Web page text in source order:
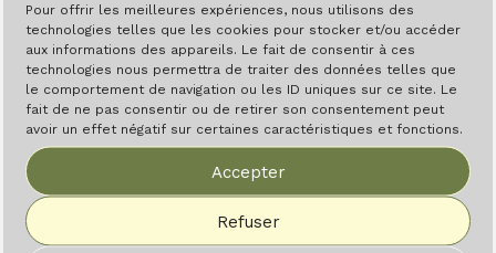
Pour offrir les meilleures expériences, nous utilisons des
technologies telles que les cookies pour stocker et/ou accéder
aux informations des appareils. Le fait de consentir à ces
technologies nous permettra de traiter des données telles que
le comportement de navigation ou les ID uniques sur ce site. Le
fait de ne pas consentir ou de retirer son consentement peut
avoir un effet négatif sur certaines caractéristiques et fonctions.
Accepter
Refuser